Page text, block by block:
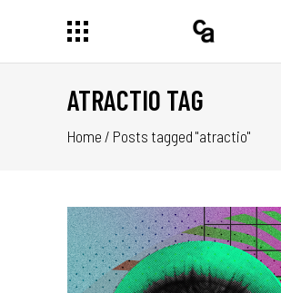
ATRACTIO TAG
Home / Posts tagged "atractio"